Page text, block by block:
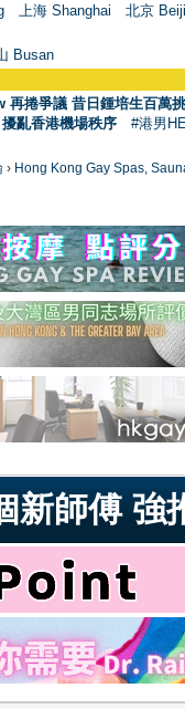
上海 Shanghai
北京
Busan
再捲爭議 昔日鍾培生百萬
亂香港機場秩序 #港男
› Hong Kong Gay Spas,
新師傅 強